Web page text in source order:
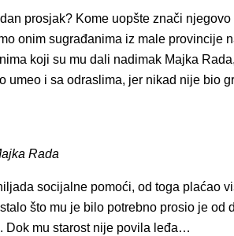
prosjak? Kome uopšte znači
onim sugrađanima iz male provincije
koji su mu dali nadimak Majka
umeo i sa odraslima, jer nikad nije bio
Rada
socijalne pomoći, od toga plaćao
što mu je bilo potrebno prosio je od
Dok mu starost nije povila leđa…